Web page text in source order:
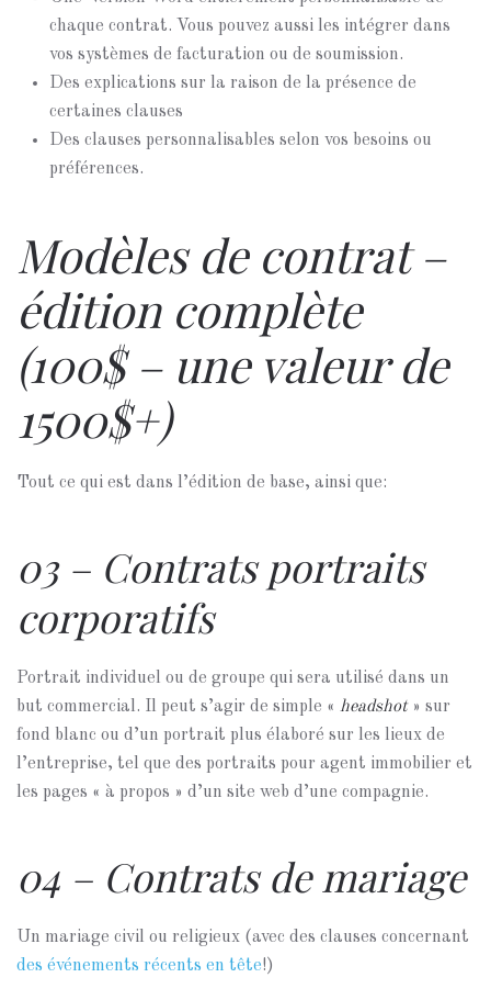
chaque contrat. Vous pouvez aussi les intégrer dans
vos systèmes de facturation ou de soumission.
Des explications sur la raison de la présence de
certaines clauses
Des clauses personnalisables selon vos besoins ou
préférences.
Modèles de contrat –
édition complète
(100$ – une valeur de
1500$+)
Tout ce qui est dans l’édition de base, ainsi que:
03 – Contrats portraits
corporatifs
Portrait individuel ou de groupe qui sera utilisé dans un
but commercial. Il peut s’agir de simple « headshot» sur
fond blanc ou d’un portrait plus élaboré sur les lieux de
l’entreprise, tel que des portraits pour agent immobilier et
les pages « à propos » d’un site web d’une compagnie.
04 – Contrats de mariage
Un mariage civil ou religieux (avec des clauses concernant
des événements récents en tête!)